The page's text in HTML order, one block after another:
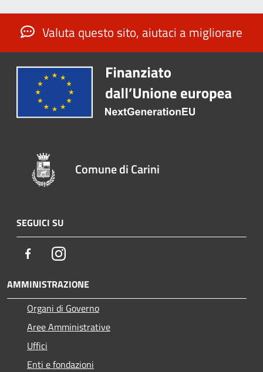
Valuta questo sito, aiutaci a migliorare
Comune di Carini
SEGUICI SU
FacebookInstagram
AMMINISTRAZIONE
Organi di Governo
Aree Amministrative
Uffici
Enti e fondazioni